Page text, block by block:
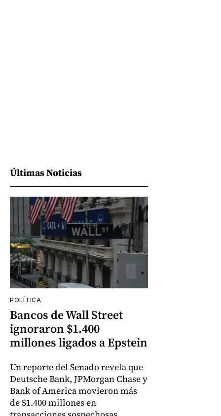
Últimas Noticias
POLÍTICA
Bancos de Wall Street
ignoraron $1.400
millones ligados a Epstein
Un reporte del Senado revela que
Deutsche Bank, JPMorgan Chase y
Bank of America movieron más
de $1.400 millones en